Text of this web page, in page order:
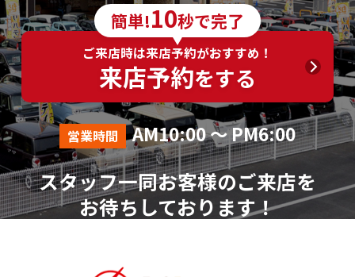
簡単!10秒で完了
ご来店時は来店予約がおすすめ！
来店予約をする
営業時間 AM10:00 ～ PM6:00
スタッフ一同お客様のご来店を
お待ちしております！